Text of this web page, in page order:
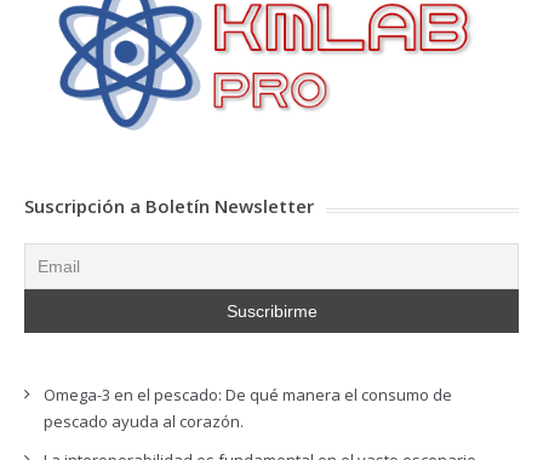
Suscripción a Boletín Newsletter
Omega-3 en el pescado: De qué manera el consumo de
pescado ayuda al corazón.